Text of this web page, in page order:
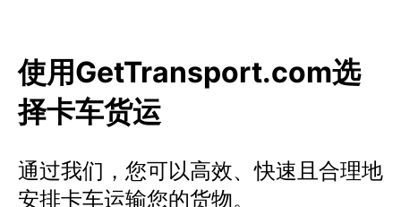
使用GetTransport.com选
择卡车货运
通过我们，您可以高效、快速且合理地
安排卡车运输您的货物。